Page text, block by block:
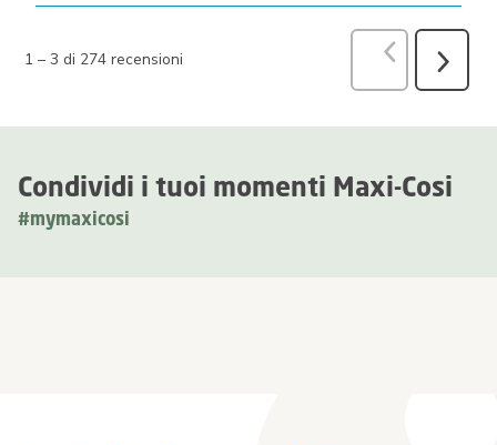
Condividi i tuoi momenti Maxi-Cosi
#mymaxicosi
1 – 3 di 274 recensioni Precedente